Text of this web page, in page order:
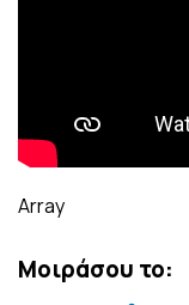
Array
Μοιράσου το: